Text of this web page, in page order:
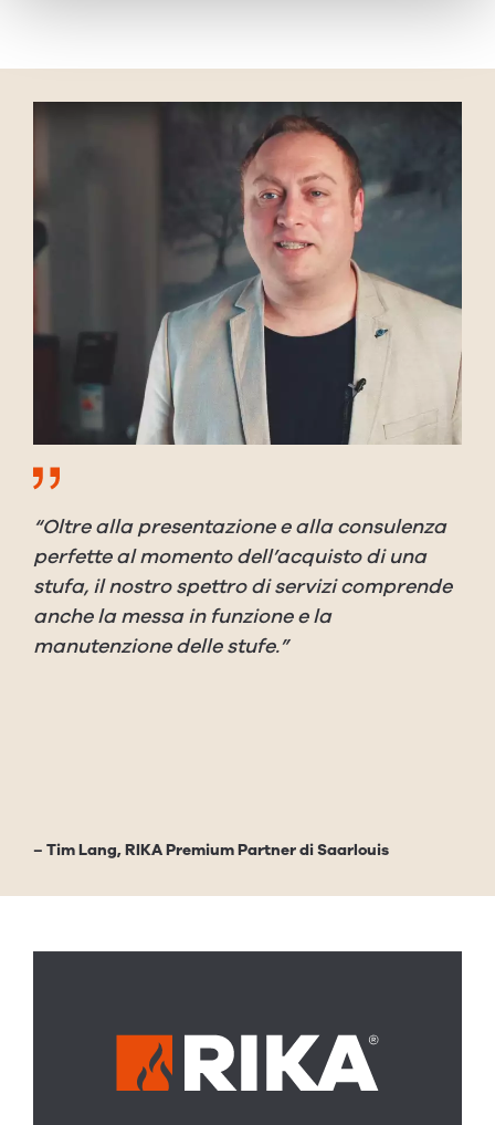
“Oltre alla presentazione e alla consulenza
perfette al momento dell’acquisto di una
stufa, il nostro spettro di servizi comprende
anche la messa in funzione e la
manutenzione delle stufe.”
– Tim Lang, RIKA Premium Partner di Saarlouis